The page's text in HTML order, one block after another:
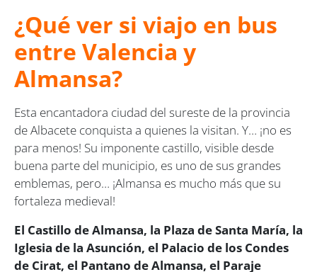
¿Qué ver si viajo en bus
entre Valencia y
Almansa?
Esta encantadora ciudad del sureste de la provincia
de Albacete conquista a quienes la visitan. Y… ¡no es
para menos! Su imponente castillo, visible desde
buena parte del municipio, es uno de sus grandes
emblemas, pero… ¡Almansa es mucho más que su
fortaleza medieval!
El Castillo de Almansa, la Plaza de Santa María, la
Iglesia de la Asunción, el Palacio de los Condes
de Cirat, el Pantano de Almansa, el Paraje